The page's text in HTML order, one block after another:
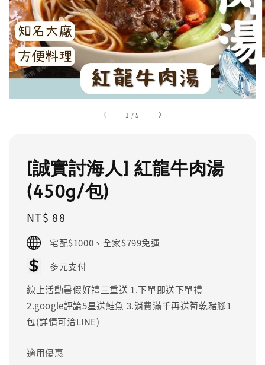
1 /5
[誠實討海人] 紅龍牛肉湯
(450g/包)
Regular
price
NT$ 88
宅配$1000、全家$799免運
多元支付
線上活動暑假好禮三重送 1.下單即送下單禮
2.google評論5星送鮭魚 3.消費滿千再送筍乾豬腳1
包(詳情可洽LINE)
適用優惠